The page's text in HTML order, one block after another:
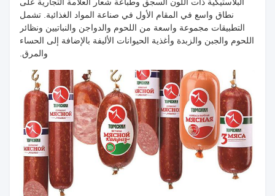
نطاق واسع في المقام الأول في صناعة المواد الغذائية. تشمل
التطبيقات مجموعة واسعة من اللحوم والدواجن والنباتيين ونظائر
اللحوم والجبن والزبدة وأغذية الحيوانات الأليفة بالإضافة إلى الحساء
والمرق.